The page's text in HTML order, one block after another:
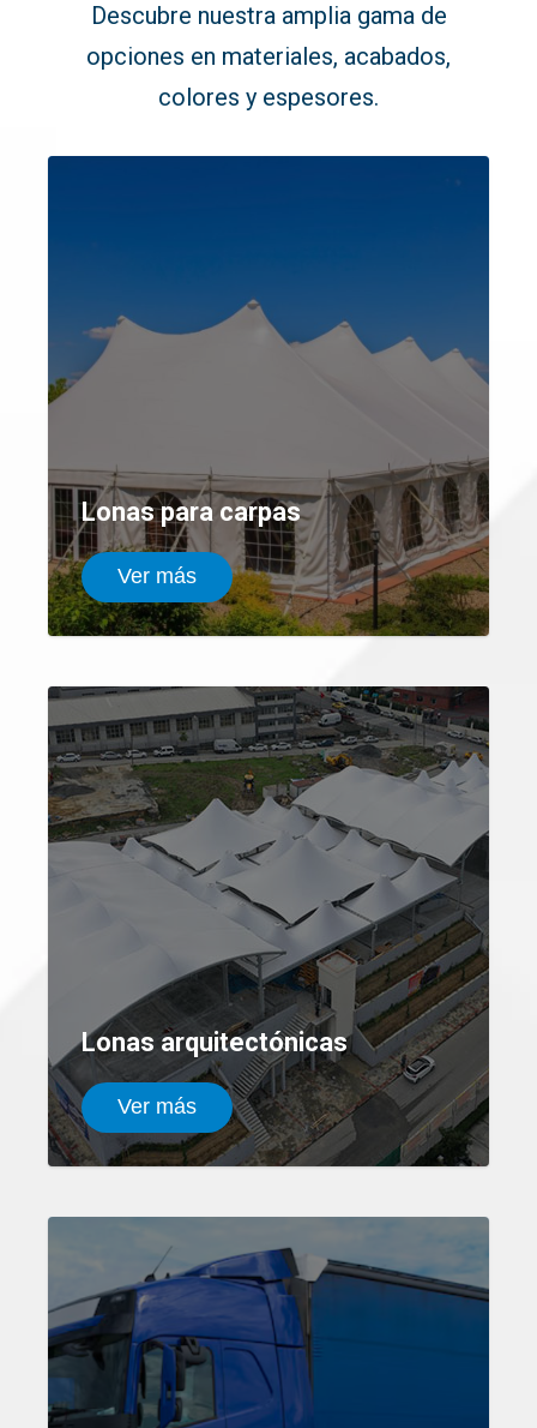
Descubre nuestra amplia gama de
opciones en materiales, acabados,
colores y espesores.
Lonas para carpas
Ver más
Lonas arquitectónicas
Ver más